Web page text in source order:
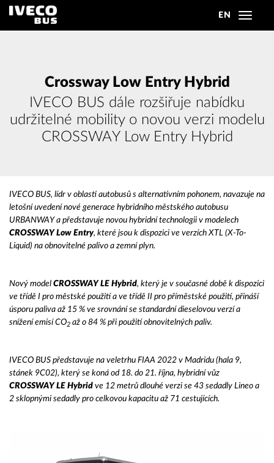
EN
Toggle
Crossway Low Entry Hybrid
IVECO BUS dále rozšiřuje nabídku
udržitelné mobility o novou verzi modelu
CROSSWAY Low Entry Hybrid
IVECO BUS, lídr v oblasti autobusů s alternativním pohonem, navazuje na
letošní uvedení nové generace hybridního městského autobusu
URBANWAY a představuje novou hybridní technologii v modelech
CROSSWAY Low Entry, které jsou k dispozici ve verzích XTL (X-To-
Liquid) na obnovitelné palivo a zemní plyn.
Nový model CROSSWAY LE Hybrid, který je v současné době k dispozici
ve třídě I pro městské použití a ve třídě II pro příměstské použití, přináší
úsporu paliva až 15 % ve srovnání se standardní dieselovou verzí a
snížení emisí CO2 až o 84 % při použití obnovitelných paliv.
IVECO BUS představuje na veletrhu FIAA 2022 v Madridu (hala 9,
stánek 9C02), který se koná od 18. do 21. října, hybridní vůz
CROSSWAY LE Hybrid ve 12 metrů dlouhé verzi se 43 sedadly Lineo a
2 sklopnými sedadly pro celkovou kapacitu až 71 cestujících.